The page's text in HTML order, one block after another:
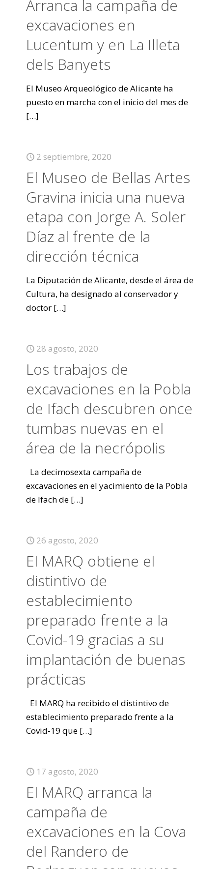
Arranca la campaña de
excavaciones en
Lucentum y en La Illeta
dels Banyets
El Museo Arqueológico de Alicante ha
puesto en marcha con el inicio del mes de
[…]
2 septiembre, 2020
El Museo de Bellas Artes
Gravina inicia una nueva
etapa con Jorge A. Soler
Díaz al frente de la
dirección técnica
La Diputación de Alicante, desde el área de
Cultura, ha designado al conservador y
doctor […]
28 agosto, 2020
Los trabajos de
excavaciones en la Pobla
de Ifach descubren once
tumbas nuevas en el
área de la necrópolis
La decimosexta campaña de
excavaciones en el yacimiento de la Pobla
de Ifach de […]
26 agosto, 2020
El MARQ obtiene el
distintivo de
establecimiento
preparado frente a la
Covid-19 gracias a su
implantación de buenas
prácticas
El MARQ ha recibido el distintivo de
establecimiento preparado frente a la
Covid-19 que […]
17 agosto, 2020
El MARQ arranca la
campaña de
excavaciones en la Cova
del Randero de